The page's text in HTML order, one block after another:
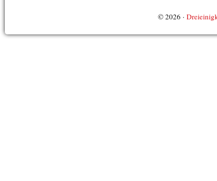
© 2026 ·